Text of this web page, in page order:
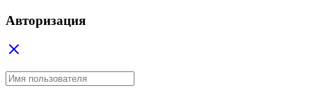
Авторизация